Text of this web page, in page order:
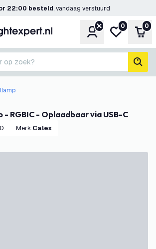
22:00 besteld, vandaag verstuurd
Account
Mijn
0 0
op zoek?
- RGBIC - Oplaadbaar via USB-C
Merk: Calex